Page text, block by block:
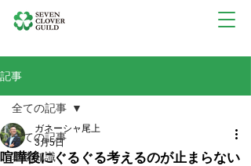
記事
全ての記事
基礎知識
全ての記事
喧嘩後にぐるぐる考えるのが止まらない
ガネーシャ尾上
3月5日